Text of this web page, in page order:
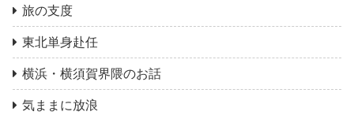
旅の支度
東北単身赴任
横浜・横須賀界隈のお話
気ままに放浪